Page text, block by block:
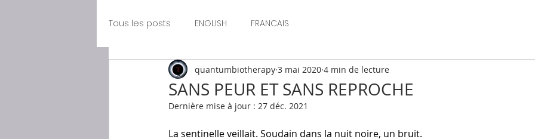
Tous les posts ENGLISH FRANCAIS
SANS PEUR ET SANS REPROCHE
quantumbiotherapy 3 mai 2020 4 min de lecture
Dernière mise à jour : 27 déc. 2021
La sentinelle veillait. Soudain dans la nuit noire, un bruit.